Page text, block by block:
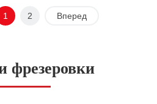
1 2 Вперед
фрезеровки